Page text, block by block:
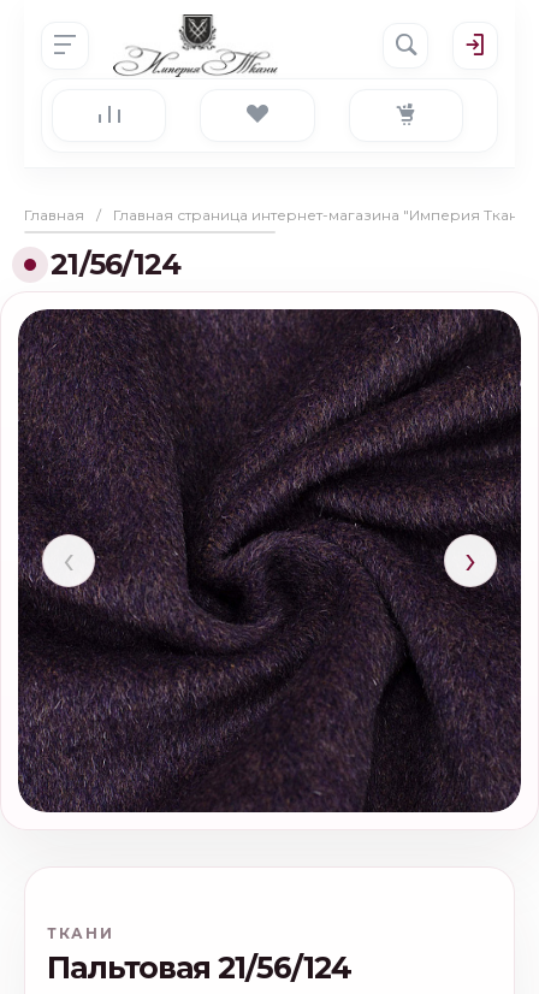
Главная / Главная страница интернет-магазина "Империя Ткани"
21/56/124
‹ ›
ТКАНИ
Пальтовая 21/56/124